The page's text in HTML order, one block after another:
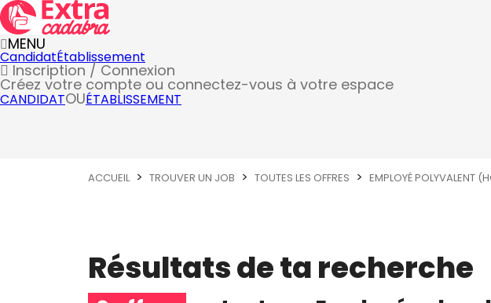
MENU
CandidatÉtablissement
Inscription / Connexion
Créez votre compte ou connectez-vous à votre espace
CANDIDATOUÉTABLISSEMENT
ACCUEIL TROUVER UN JOB TOUTES LES OFFRES EMPLOYÉ POLYVALENT
Résultats de ta recherche